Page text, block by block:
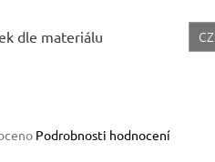
dle materiálu
Podrobnosti hodnocení